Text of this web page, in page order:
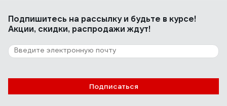
Подпишитесь на рассылкуи будьте в курсе!
Акции, скидки, распродажи ждут!
Подписаться